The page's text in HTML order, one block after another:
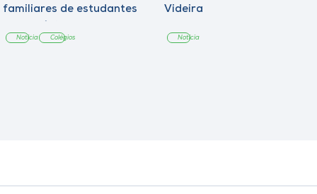
familiares de estudantes
Notícia Colégios
Videira
Notícia